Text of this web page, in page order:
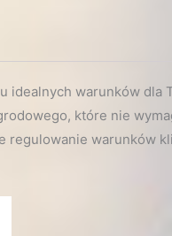
idealnych warunków dla
które nie
regulowanie warunków